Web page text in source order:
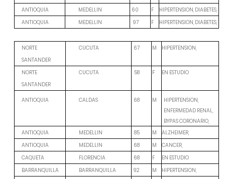
ANTIOQUIA
MEDELLIN 60 F
HIPERTENSION, DIABETES,
ANTIOQUIA
MEDELLIN 97 F HIPERTENSION, DIABETES,
NORTE
SANTANDER
CUCUTA 67 M HIPERTENSION,
NORTE
SANTANDER
CUCUTA 58 F EN ESTUDIO
ANTIOQUIA CALDAS 68 M
HIPERTENSION,
ENFERMEDAD RENAL,
BYPAS CORONARIO,
ANTIOQUIA
MEDELLIN 85 M
ALZHEIMER,
ANTIOQUIA
MEDELLIN 68 M
CANCER,
CAQUETA
FLORENCIA 68 F
EN ESTUDIO
BARRANQUILLA
BARRANQUILLA 92 M HIPERTENSION,